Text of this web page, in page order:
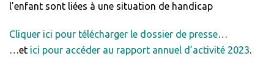
l’enfant sont liées à une situation de handicap
Cliquer ici pour télécharger le dossier de presse…
…et ici pour accéder au rapport annuel d’activité 2023.